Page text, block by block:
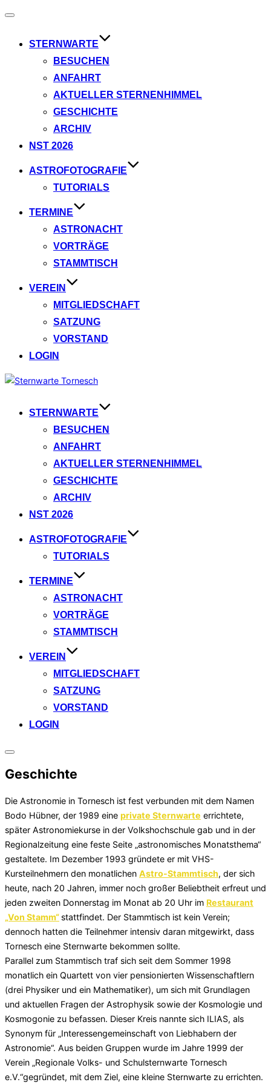
Navigation
STERNWARTE
BESUCHEN
ANFAHRT
AKTUELLER STERNENHIMMEL
GESCHICHTE
ARCHIV
NST 2026
ASTROFOTOGRAFIE
TUTORIALS
TERMINE
ASTRONACHT
VORTRÄGE
STAMMTISCH
VEREIN
MITGLIEDSCHAFT
SATZUNG
VORSTAND
LOGIN
Zum
springenSTERNWARTE
BESUCHEN
ANFAHRT
AKTUELLER STERNENHIMMEL
GESCHICHTE
ARCHIV
NST 2026
ASTROFOTOGRAFIE
TUTORIALS
TERMINE
ASTRONACHT
VORTRÄGE
STAMMTISCH
VEREIN
MITGLIEDSCHAFT
SATZUNG
VORSTAND
LOGIN
Seitenleiste
Navigation
Geschichte
Die Astronomie in Tornesch ist fest verbunden mit dem Namen
Bodo Hübner, der 1989 eine private Sternwarte errichtete,
später Astronomiekurse in der Volkshochschule gab und in der
Regionalzeitung eine feste Seite „astronomisches Monatsthema“
gestaltete. Im Dezember 1993 gründete er mit VHS-
Kursteilnehmern den monatlichen Astro-Stammtisch, der sich
heute, nach 20 Jahren, immer noch großer Beliebtheit erfreut und
jeden zweiten Donnerstag im Monat ab 20 Uhr im Restaurant
„Von Stamm“stattfindet. Der Stammtisch ist kein Verein;
dennoch hatten die Teilnehmer intensiv daran mitgewirkt, dass
Tornesch eine Sternwarte bekommen sollte.
Parallel zum Stammtisch traf sich seit dem Sommer 1998
monatlich ein Quartett von vier pensionierten Wissenschaftlern
(drei Physiker und ein Mathematiker), um sich mit Grundlagen
und aktuellen Fragen der Astrophysik sowie der Kosmologie und
Kosmogonie zu befassen. Dieser Kreis nannte sich ILIAS, als
Synonym für „Interessengemeinschaft von Liebhabern der
Astronomie“. Aus beiden Gruppen wurde im Jahre 1999 der
Verein „Regionale Volks- und Schulsternwarte Tornesch
e.V.“gegründet, mit dem Ziel, eine kleine Sternwarte zu errichten.